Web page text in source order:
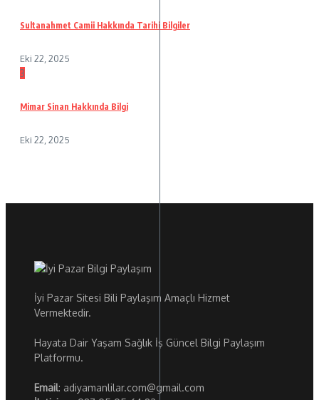
Sultanahmet Camii Hakkında Tarihi Bilgiler
Eki 22, 2025
3
Mimar Sinan Hakkında Bilgi
Eki 22, 2025
İyi Pazar Sitesi Bili Paylaşım Amaçlı Hizmet
Vermektedir.
Hayata Dair Yaşam Sağlık İş Güncel Bilgi Paylaşım
Platformu.
Email: adiyamanlilar.com@gmail.com